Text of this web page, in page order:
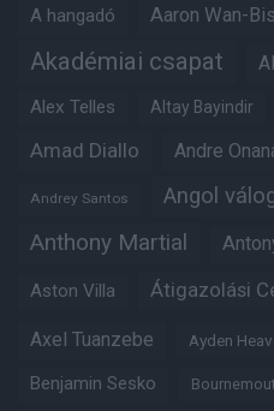
A hangadó Aaron Wan-
Akadémiai csapat
Alex Telles Altay Bayindir
Amad Diallo Andre
Andrey Santos Angol
Anthony Martial
Aston Villa Átigazolási
Axel Tuanzebe Ayden
Benjamin Sesko